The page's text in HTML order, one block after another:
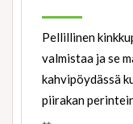
Pellillinen
valmistaa ja se
kahvipöydässä
piirakan